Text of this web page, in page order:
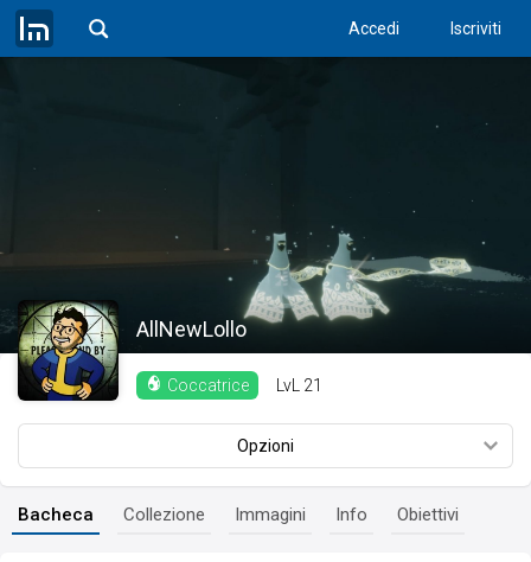
Accedi Iscriviti
AllNewLollo
Coccatrice LvL 21
Opzioni
Bacheca Collezione Immagini Info Obiettivi